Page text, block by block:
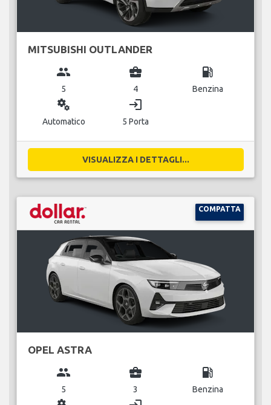
MITSUBISHI OUTLANDER
group
5
business_center
4
local_gas_station
Benzina
miscellaneous_services
Automatico
login
5 Porta
VISUALIZZA I DETTAGLI...
COMPATTA
OPEL ASTRA
group
5
business_center
3
local_gas_station
Benzina